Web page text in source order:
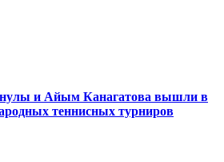
и Айым Канагатова вышли в
теннисных турниров